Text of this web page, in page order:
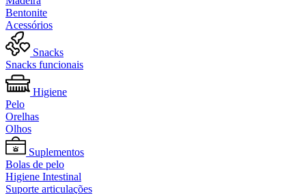
Bentonite
Acessórios
Snacks
Snacks funcionais
Higiene
Pelo
Orelhas
Olhos
Suplementos
Bolas de pelo
Higiene Intestinal
Suporte articulações